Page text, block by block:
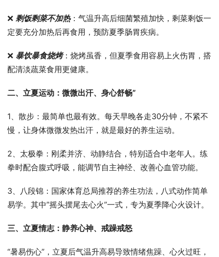
❌ 剩饭剩菜不加热：气温升高后细菌繁殖加快，剩菜剩饭一
定要充分加热后再食用，预防夏季肠胃疾病。
❌ 暴饮暴食烧烤：烧烤虽香，但夏季食用容易上火伤胃，搭
配清淡蔬菜食用更健康。
二、立夏运动：微微出汗、身心舒畅”
1、散步：最简单也最有效。每天早晚各走30分钟，不紧不
慢，让身体微微发热出汗，就是最好的养生运动。
2、太极拳：刚柔并济、动静结合，特别适合中老年人。练
拳时配合腹式呼吸，能调节自主神经、改善心血管功能。
3、八段锦：国家体育总局推荐的养生功法，八式动作简单
易学。其中”摇头摆尾去心火”一式，专为夏季降心火设计。
三、立夏情志：静养心神、戒躁戒怒
“暑易伤心”，立夏后气温升高易导致情绪焦躁、心火过旺，